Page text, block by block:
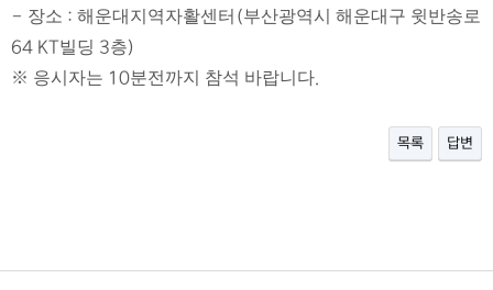
- 장소 : 해운대지역자활센터 (부산광역시 해운대구 윗반송로
64 KT빌딩 3층)
※ 응시자는 10분전까지 참석 바랍니다.
목록 답변